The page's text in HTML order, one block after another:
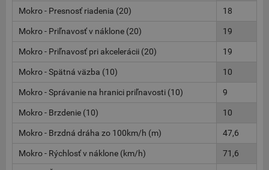
Mokro - Presnosť riadenia (20) 18
Mokro - Priľnavosť v náklone (20) 19
Mokro - Priľnavosť pri akcelerácii (20) 19
Mokro - Spätná väzba (10) 10
Mokro - Správanie na hranici priľnavosti (10) 9
Mokro - Brzdenie (10) 10
Mokro - Brzdná dráha zo 100km/h (m) 47,6
Mokro - Rýchlosť v náklone (km/h) 71,6